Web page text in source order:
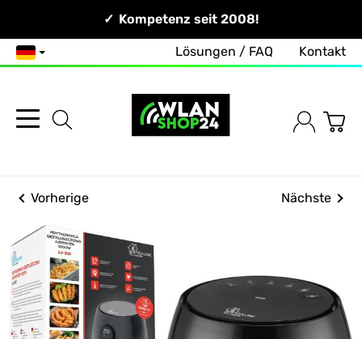
Persönlich & Erreichbar!Kompetenz seit 2008!
Deutsch Lösungen / FAQ Kontakt
Vorherige Nächste